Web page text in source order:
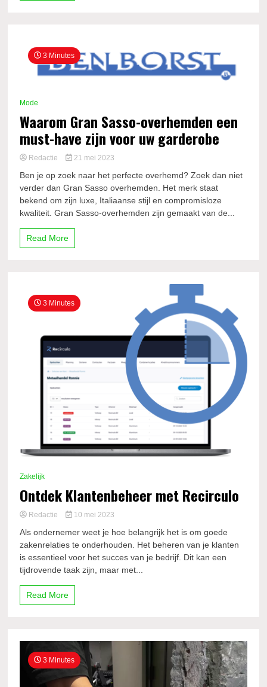
3 Minutes
Mode
Waarom Gran Sasso-overhemden een
must-have zijn voor uw garderobe
Redactie 21 mei 2023
Ben je op zoek naar het perfecte overhemd? Zoek dan niet
verder dan Gran Sasso overhemden. Het merk staat
bekend om zijn luxe, Italiaanse stijl en compromisloze
kwaliteit. Gran Sasso-overhemden zijn gemaakt van de...
Read More
3 Minutes
Zakelijk
Ontdek Klantenbeheer met Recirculo
Redactie 10 mei 2023
Als ondernemer weet je hoe belangrijk het is om goede
zakenrelaties te onderhouden. Het beheren van je klanten
is essentieel voor het succes van je bedrijf. Dit kan een
tijdrovende taak zijn, maar met...
Read More
3 Minutes